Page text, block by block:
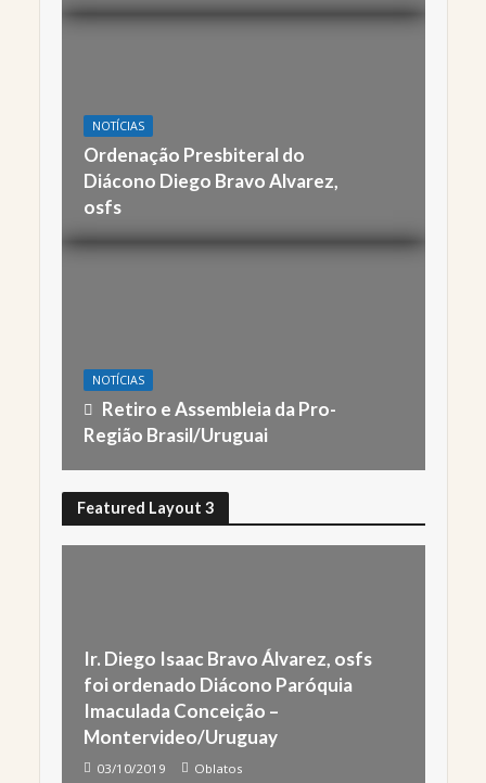
NOTÍCIAS
Ordenação Presbiteral do
Diácono Diego Bravo Alvarez,
osfs
NOTÍCIAS
Retiro e Assembleia da Pro-
Região Brasil/Uruguai
Featured Layout 3
Ir. Diego Isaac Bravo Álvarez, osfs
foi ordenado Diácono Paróquia
Imaculada Conceição –
Montervideo/Uruguay
03/10/2019
Oblatos